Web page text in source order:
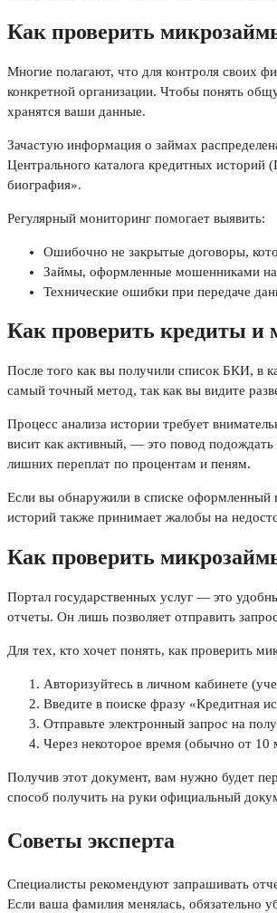
Как проверить
Многие полагают, что для контроля своих
конкретной организации. Чтобы понять
хранятся ваши данные.
Зачастую информация о займах
Центрального каталога кредитных
биография».
Регулярный мониторинг помогает выявить:
Ошибочно не закрытые договоры,
Займы, оформленные мошенниками
Технические ошибки при передаче
Как проверить кредиты и
После того как вы получили список БКИ, в
самый точный метод, так как вы видите
Процесс анализа истории требует
висит как активный, — это повод подождать
лишних переплат по процентам и пеням.
Если вы обнаружили в списке оформленный
историй также принимает жалобы на
Как проверить
Портал государственных услуг — это
отчеты. Он лишь позволяет отправить
Для тех, кто хочет понять, как проверить
Авторизуйтесь в личном кабинете
Введите в поиске фразу «Кредитная
Отправьте электронный запрос на
Через некоторое время (обычно от 10
Получив этот документ, вам нужно будет
способ получить на руки официальный
Советы эксперта
Специалисты рекомендуют запрашивать
Если ваша фамилия менялась, обязательно